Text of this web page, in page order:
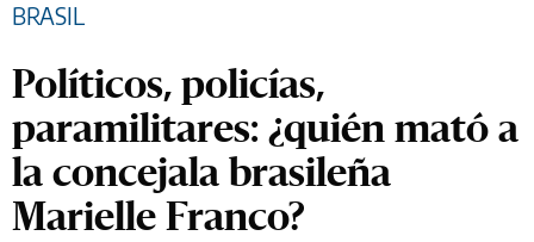
BRASIL
Políticos, policías,
paramilitares: ¿quién mató a
la concejala brasileña
Marielle Franco?